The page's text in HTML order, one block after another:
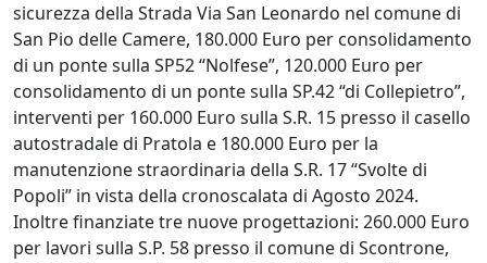
sicurezza della Strada Via San Leonardo nel comune di
San Pio delle Camere, 180.000 Euro per consolidamento
di un ponte sulla SP52 “Nolfese”, 120.000 Euro per
consolidamento di un ponte sulla SP.42 “di Collepietro”,
interventi per 160.000 Euro sulla S.R. 15 presso il casello
autostradale di Pratola e 180.000 Euro per la
manutenzione straordinaria della S.R. 17 “Svolte di
Popoli” in vista della cronoscalata di Agosto 2024.
Inoltre finanziate tre nuove progettazioni: 260.000 Euro
per lavori sulla S.P. 58 presso il comune di Scontrone,